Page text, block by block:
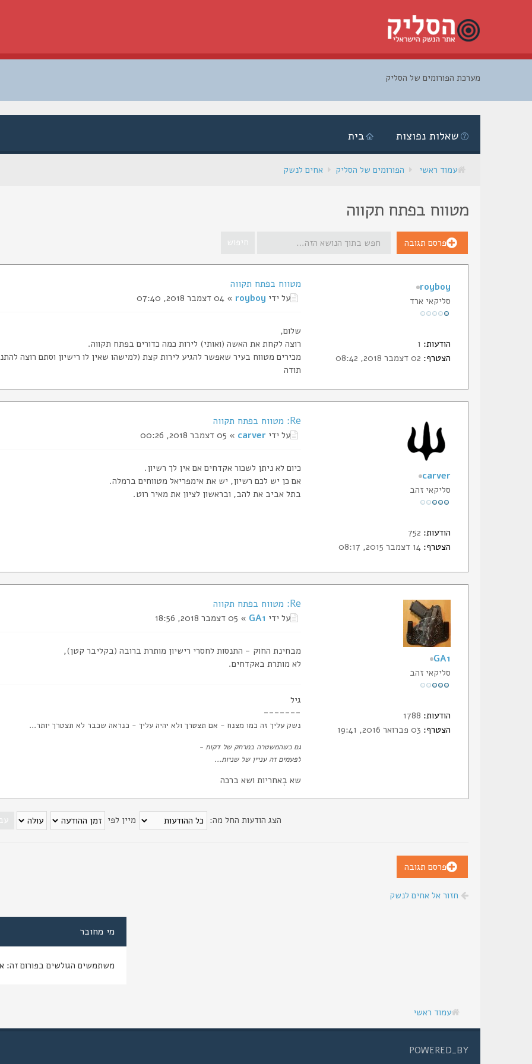
מערכת הפורומים של הסליק
בית שאלות נפוצות
עמוד ראשי הפורומים של הסליק אחים לנשק
מטווח בפתח תקווה
פרסם תגובה
מטווח בפתח תקווה
על ידי royboy » 04 דצמבר 2018, 07:40
שלום,
רוצה לקחת את האשה (ואותי) לירות כמה כדורים בפתח תקווה.
מכירים מטווח בעיר שאפשר להגיע לירות קצת (למישהו שאין לו רישיון וסתם רוצה
תודה
royboy
סליקאי ארד
הודעות:
הצטרף:
Re: מטווח בפתח תקווה
על ידיcarver » 05 דצמבר 2018, 00:26
כיום לא ניתן לשכור אקדחים אם אין לך רשיון.
אם כן יש לכם רשיון, יש את אימפריאל מטווחים ברמלה.
בתל אביב את להב, ובראשון לציון את מאיר רוט.
carver
סליקאי זהב
הודעות:
הצטרף:
Re: מטווח בפתח תקווה
על ידי GA1 » 05 דצמבר 2018, 18:56
מבחינת החוק - התנסות לחסרי רישיון מותרת ברובה (בקליבר קטן),
לא מותרת באקדחים.
גיל
-------
נשק עליך זה כמו מצנח - אם תצטרך ולא יהיה עליך - כנראה שכבר לא תצטרך יותר...
גם כשהמשטרה במרחק של דקות -
לפעמים זה עניין של שניות...
שא בְּאחריות ושא ברכה
GA1
סליקאי זהב
הודעות:
הצטרף:
הצג הודעות החל מה: מיין לפי
פרסם תגובה
חזור אל אחים לנשק
מי מחובר
משתמשים הגולשים בפורום זה:
עמוד ראשי
POWERED_BY